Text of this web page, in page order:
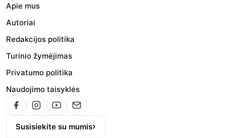
Apie mus
Autoriai
Redakcijos politika
Turinio žymėjimas
Privatumo politika
Naudojimo taisyklės
Susisiekite su mumis